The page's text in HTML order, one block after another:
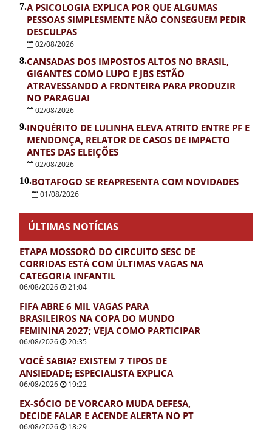
7.A PSICOLOGIA EXPLICA POR QUE ALGUMAS
PESSOAS SIMPLESMENTE NÃO CONSEGUEM PEDIR
DESCULPAS
02/08/2026
8.CANSADAS DOS IMPOSTOS ALTOS NO BRASIL,
GIGANTES COMO LUPO E JBS ESTÃO
ATRAVESSANDO A FRONTEIRA PARA PRODUZIR
NO PARAGUAI
02/08/2026
9.INQUÉRITO DE LULINHA ELEVA ATRITO ENTRE PF E
MENDONÇA, RELATOR DE CASOS DE IMPACTO
ANTES DAS ELEIÇÕES
02/08/2026
10.BOTAFOGO SE REAPRESENTA COM NOVIDADES
01/08/2026
ÚLTIMAS NOTÍCIAS
ETAPA MOSSORÓ DO CIRCUITO SESC DE
CORRIDAS ESTÁ COM ÚLTIMAS VAGAS NA
CATEGORIA INFANTIL
06/08/2026 21:04
FIFA ABRE 6 MIL VAGAS PARA
BRASILEIROS NA COPA DO MUNDO
FEMININA 2027; VEJA COMO PARTICIPAR
06/08/2026 20:35
VOCÊ SABIA? EXISTEM 7 TIPOS DE
ANSIEDADE; ESPECIALISTA EXPLICA
06/08/2026 19:22
EX-SÓCIO DE VORCARO MUDA DEFESA,
DECIDE FALAR E ACENDE ALERTA NO PT
06/08/2026 18:29